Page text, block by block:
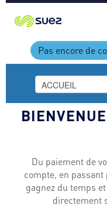
Pas encore de
Du paiement de
compte, en
gagnez du temps
directement
Cookies management